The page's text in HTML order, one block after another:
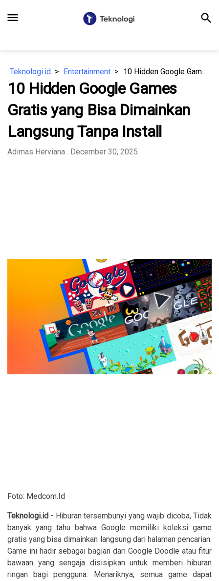
menu search
Teknologi.id Entertainment 10 Hidden Google Games Gratis yang Bisa Dimainkan Langsung Tanpa Install
10 Hidden Google Games
Gratis yang Bisa Dimainkan
Langsung Tanpa Install
⁠Adimas Herviana . December 30, 2025
Foto: Medcom.Id
Teknologi.id - Hiburan tersembunyi yang wajib dicoba, Tidak
banyak yang tahu bahwa Google memiliki koleksi game
gratis yang bisa dimainkan langsung dari halaman pencarian.
Game ini hadir sebagai bagian dari Google Doodle atau fitur
bawaan yang sengaja disisipkan untuk memberi hiburan
ringan bagi pengguna. Menariknya, semua game dapat